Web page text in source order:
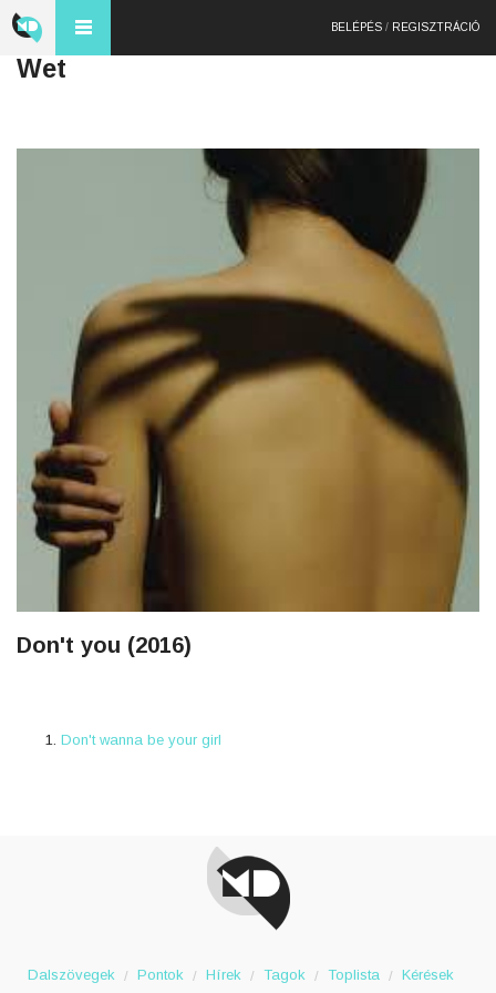
BELÉPÉS / REGISZTRÁCIÓ
Wet
Don't you (2016)
Don't wanna be your girl
Dalszövegek Pontok Hírek Tagok Toplista Kérések